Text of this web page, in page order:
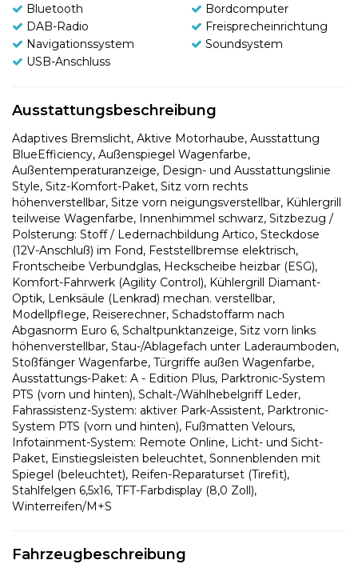
Bluetooth
Bordcomputer
DAB-Radio
Freisprecheinrichtung
Navigationssystem
Soundsystem
USB-Anschluss
Ausstattungsbeschreibung
Adaptives Bremslicht, Aktive Motorhaube, Ausstattung
BlueEfficiency, Außenspiegel Wagenfarbe,
Außentemperaturanzeige, Design- und Ausstattungslinie
Style, Sitz-Komfort-Paket, Sitz vorn rechts
höhenverstellbar, Sitze vorn neigungsverstellbar, Kühlergrill
teilweise Wagenfarbe, Innenhimmel schwarz, Sitzbezug /
Polsterung: Stoff / Ledernachbildung Artico, Steckdose
(12V-Anschluß) im Fond, Feststellbremse elektrisch,
Frontscheibe Verbundglas, Heckscheibe heizbar (ESG),
Komfort-Fahrwerk (Agility Control), Kühlergrill Diamant-
Optik, Lenksäule (Lenkrad) mechan. verstellbar,
Modellpflege, Reiserechner, Schadstoffarm nach
Abgasnorm Euro 6, Schaltpunktanzeige, Sitz vorn links
höhenverstellbar, Stau-/Ablagefach unter Laderaumboden,
Stoßfänger Wagenfarbe, Türgriffe außen Wagenfarbe,
Ausstattungs-Paket: A - Edition Plus, Parktronic-System
PTS (vorn und hinten), Schalt-/Wählhebelgriff Leder,
Fahrassistenz-System: aktiver Park-Assistent, Parktronic-
System PTS (vorn und hinten), Fußmatten Velours,
Infotainment-System: Remote Online, Licht- und Sicht-
Paket, Einstiegsleisten beleuchtet, Sonnenblenden mit
Spiegel (beleuchtet), Reifen-Reparaturset (Tirefit),
Stahlfelgen 6,5x16, TFT-Farbdisplay (8,0 Zoll),
Winterreifen/M+S
Fahrzeugbeschreibung